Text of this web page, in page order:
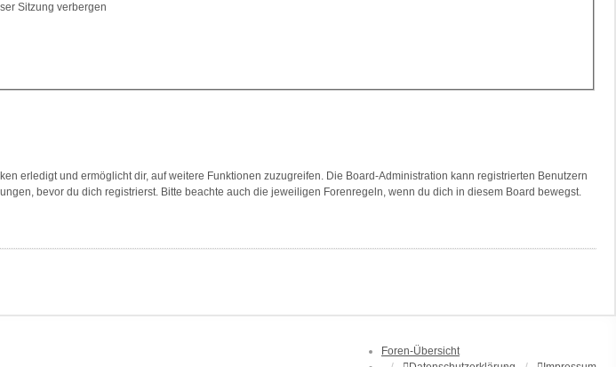
Sitzung verbergen
erledigt und ermöglicht dir, auf weitere Funktionen zuzugreifen. Die Board-Administration kann registrierten Benutzern
bevor du dich registrierst. Bitte beachte auch die jeweiligen Forenregeln, wenn du dich in diesem Board bewegst.
Foren-Übersicht